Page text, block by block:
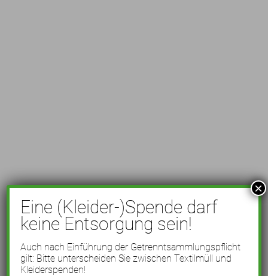
Eine (Kleider-)Spende darf
keine Entsorgung sein!
Auch nach Einführung der Getrenntsammlungspflicht
gilt: Bitte unterscheiden Sie zwischen Textilmüll und
Kleiderspenden!
×